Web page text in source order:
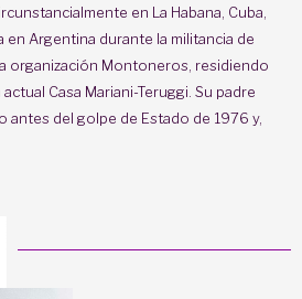
en La Habana, Cuba,
en Argentina durante la militancia de
organización Montoneros, residiendo
Casa Mariani-Teruggi. Su padre
antes del golpe de Estado de 1976 y,